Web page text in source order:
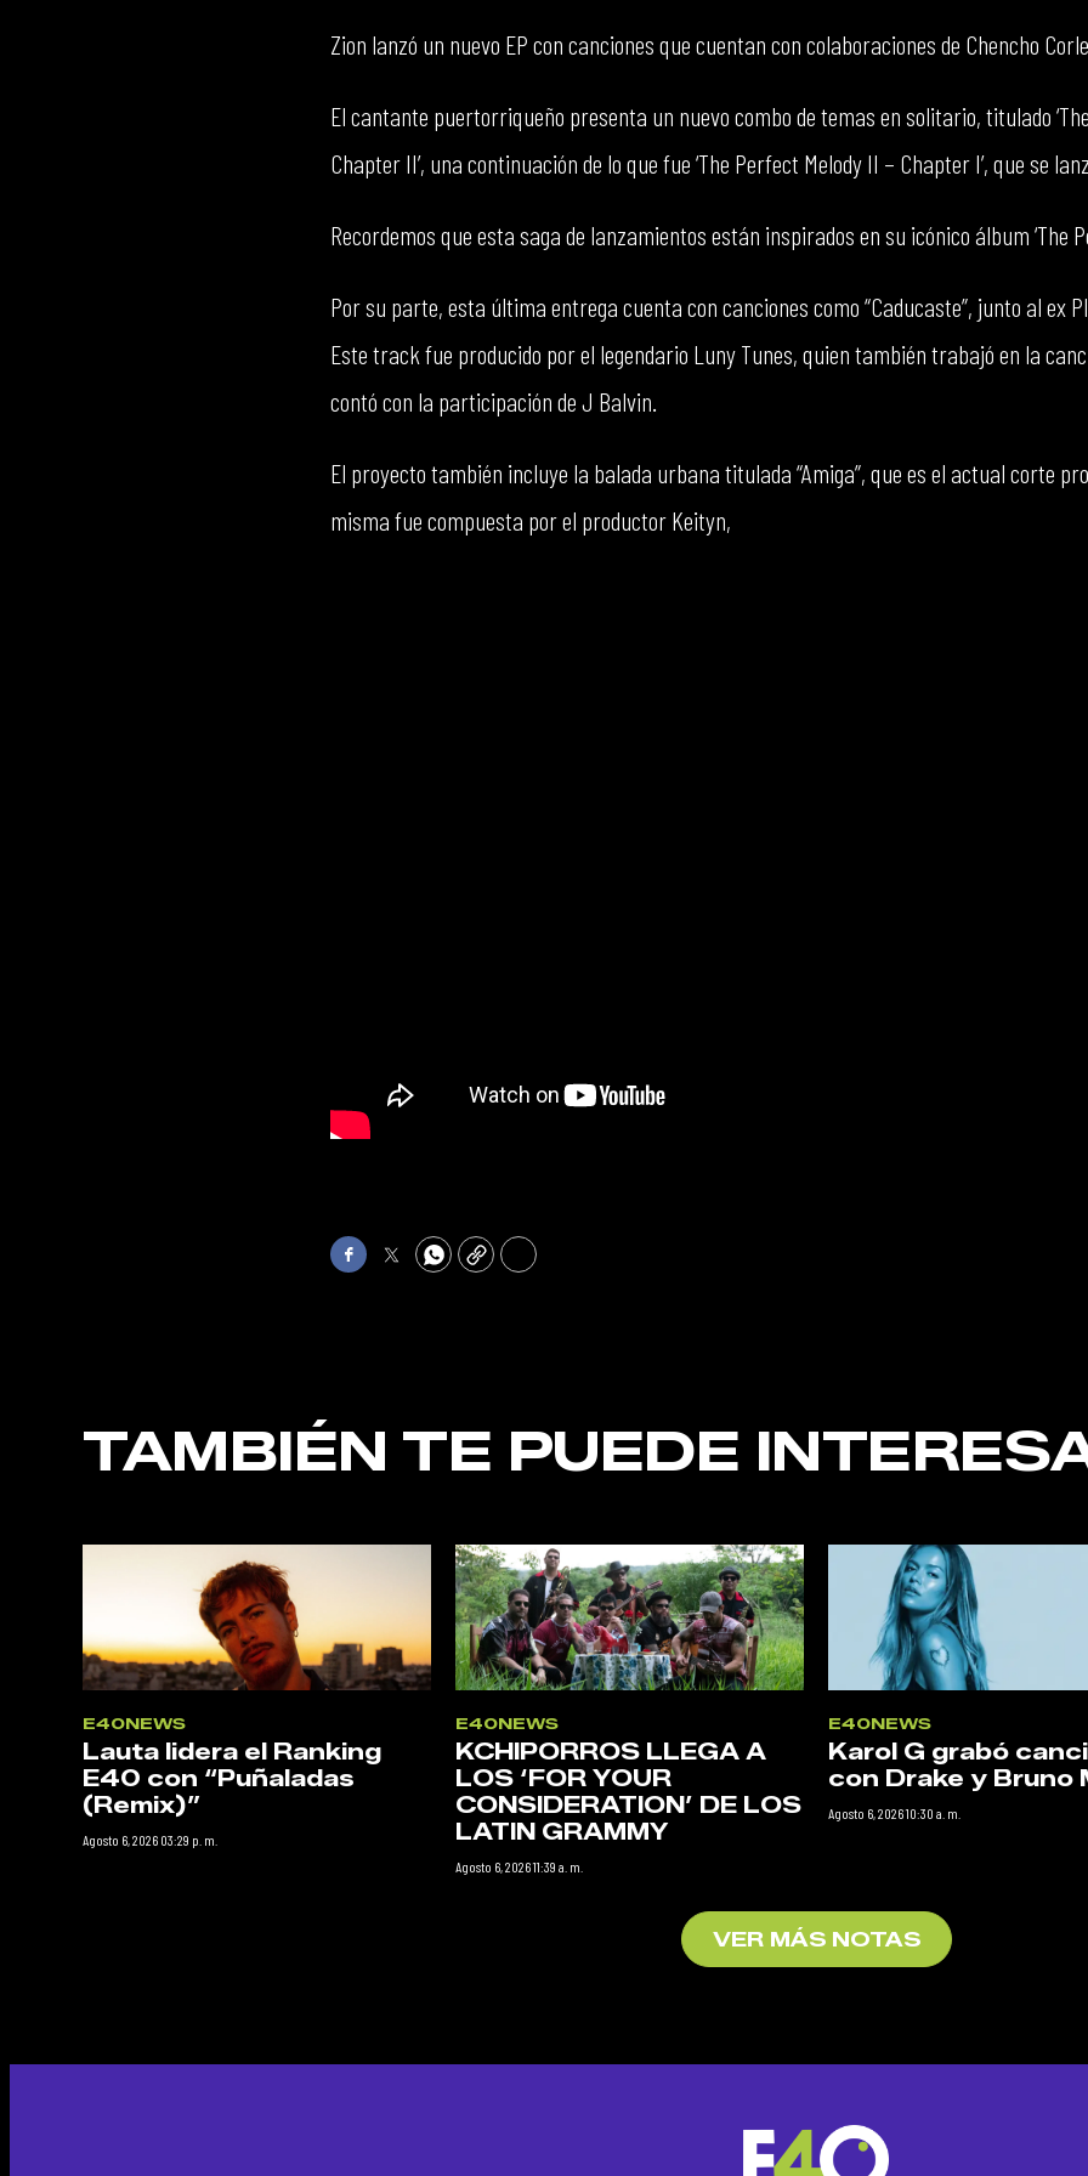
Zion lanzó un nuevo EP con canciones que cuentan con colaboraciones de Chencho
El cantante puertorriqueño presenta un nuevo combo de temas en solitario, titulado
Chapter II’, una continuación de lo que fue ‘The Perfect Melody II – Chapter I’, que se
Recordemos que esta saga de lanzamientos están inspirados en su icónico álbum ‘The
Por su parte, esta última entrega cuenta con canciones como “Caducaste”, junto al ex
Este track fue producido por el legendario Luny Tunes, quien también trabajó en la
contó con la participación de J Balvin.
El proyecto también incluye la balada urbana titulada “Amiga”, que es el actual corte
misma fue compuesta por el productor Keityn,
FacebookTwitterWhatsApp
Copy Print
TAMBIÉN TE PUEDE
E40NEWS
Lauta lidera el Ranking
E40 con “Puñaladas
(Remix)”
Agosto 6, 2026 03:29 p. m.
E40NEWS
KCHIPORROS LLEGA A
LOS ‘FOR YOUR
CONSIDERATION’ DE LOS
LATIN GRAMMY
Agosto 6, 2026 11:39 a. m.
E40NEWS
Karol G grabó
con Drake y Bruno
Agosto 6, 2026 10:30 a. m.
VER MÁS NOTAS